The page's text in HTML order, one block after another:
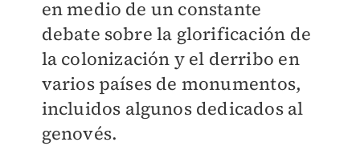
en medio de un constante
debate sobre la glorificación de
la colonización y el derribo en
varios países de monumentos,
incluidos algunos dedicados al
genovés.